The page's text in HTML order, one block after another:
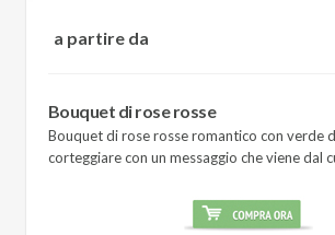
a partire da
Bouquet di rose rosse
Bouquet di rose rosse romantico con verde
corteggiare con un messaggio che viene dal